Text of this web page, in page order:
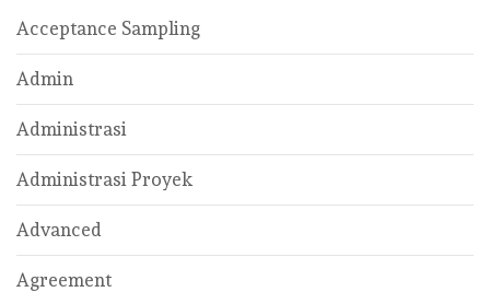
Acceptance Sampling
Admin
Administrasi
Administrasi Proyek
Advanced
Agreement